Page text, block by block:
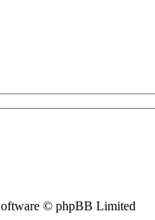
© phpBB Limited